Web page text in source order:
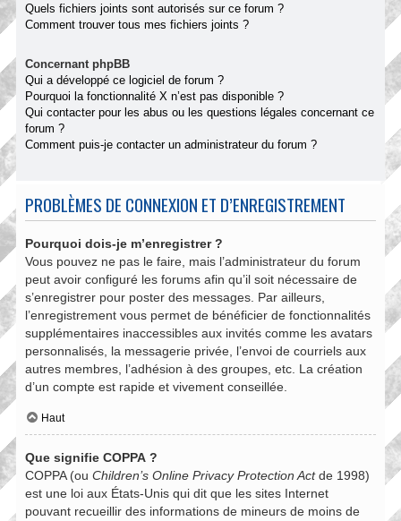
Quels fichiers joints sont autorisés sur ce forum ?
Comment trouver tous mes fichiers joints ?
Concernant phpBB
Qui a développé ce logiciel de forum ?
Pourquoi la fonctionnalité X n’est pas disponible ?
Qui contacter pour les abus ou les questions légales concernant ce
forum ?
Comment puis-je contacter un administrateur du forum ?
PROBLÈMES DE CONNEXION ET D’ENREGISTREMENT
Pourquoi dois-je m’enregistrer ?
Vous pouvez ne pas le faire, mais l’administrateur du forum
peut avoir configuré les forums afin qu’il soit nécessaire de
s’enregistrer pour poster des messages. Par ailleurs,
l’enregistrement vous permet de bénéficier de fonctionnalités
supplémentaires inaccessibles aux invités comme les avatars
personnalisés, la messagerie privée, l’envoi de courriels aux
autres membres, l’adhésion à des groupes, etc. La création
d’un compte est rapide et vivement conseillée.
Haut
Que signifie COPPA ?
COPPA (ou Children’s Online Privacy Protection Actde 1998)
est une loi aux États-Unis qui dit que les sites Internet
pouvant recueillir des informations de mineurs de moins de